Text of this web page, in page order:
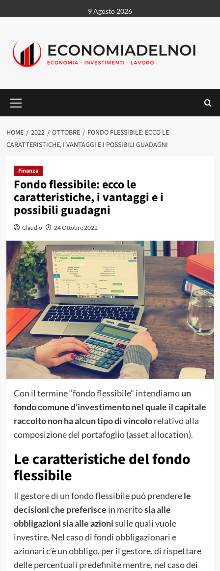
al
9 Agosto 2026
principale
HOME 2022 OTTOBRE
FONDO FLESSIBILE: ECCO LE
CARATTERISTICHE, I VANTAGGI E I POSSIBILI GUADAGNI
Finanza
Fondo flessibile: ecco le
caratteristiche, i vantaggi e i
possibili guadagni
Claudio 24 Ottobre 2022
Con il termine “fondo flessibile” intendiamoun
fondo comune d’investimento nel quale il capitale
raccolto non ha alcun tipo di vincolorelativo alla
composizione del portafoglio (asset allocation).
Le caratteristiche del fondo
flessibile
Il gestore di un fondo flessibile può prenderele
decisioni che preferisce in meritosia alle
obbligazioni sia alle azionisulle quali vuole
investire. Nel caso di fondi obbligazionari e
azionari c’è un obbligo, per il gestore, di rispettare
delle percentuali predefinite mentre, nel caso dei